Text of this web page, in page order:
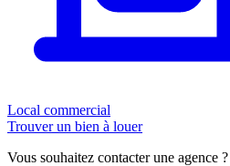
Local commercial
Trouver un bien à louer
Vous souhaitez contacter une agence ?